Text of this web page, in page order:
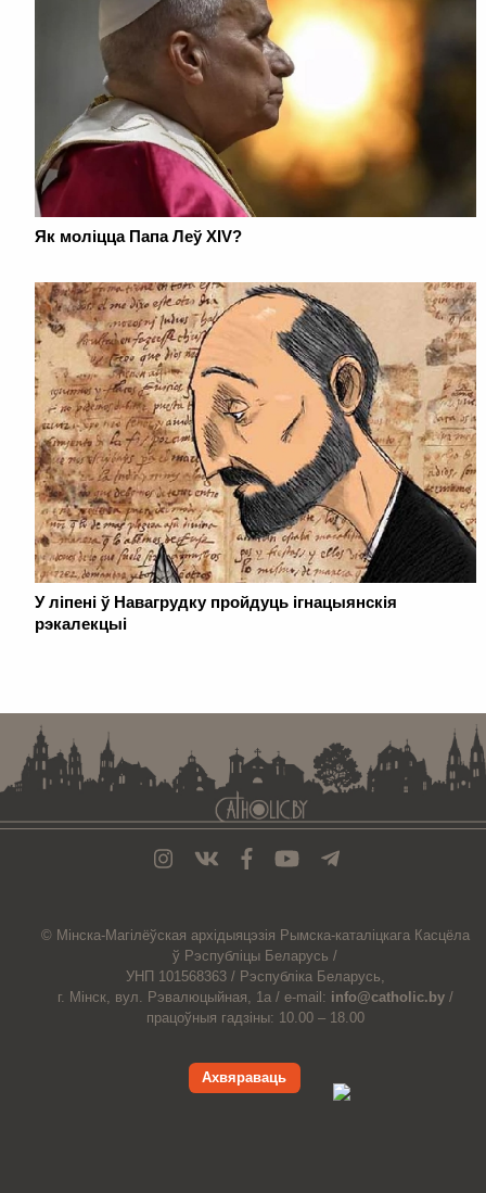
Як моліцца Папа Леў XIV?
У ліпені ў Навагрудку пройдуць ігнацыянскія
рэкалекцыі
© Мiнска-Магiлёўская архiдыяцэзiя Рымска-каталіцкага Касцёла
ў Рэспубліцы Беларусь /
УНП 101568363 / Рэспубліка Беларусь,
г. Мінск, вул. Рэвалюцыйная, 1а / e-mail: info@catholic.by /
працоўныя гадзіны: 10.00 – 18.00
Ахвяраваць